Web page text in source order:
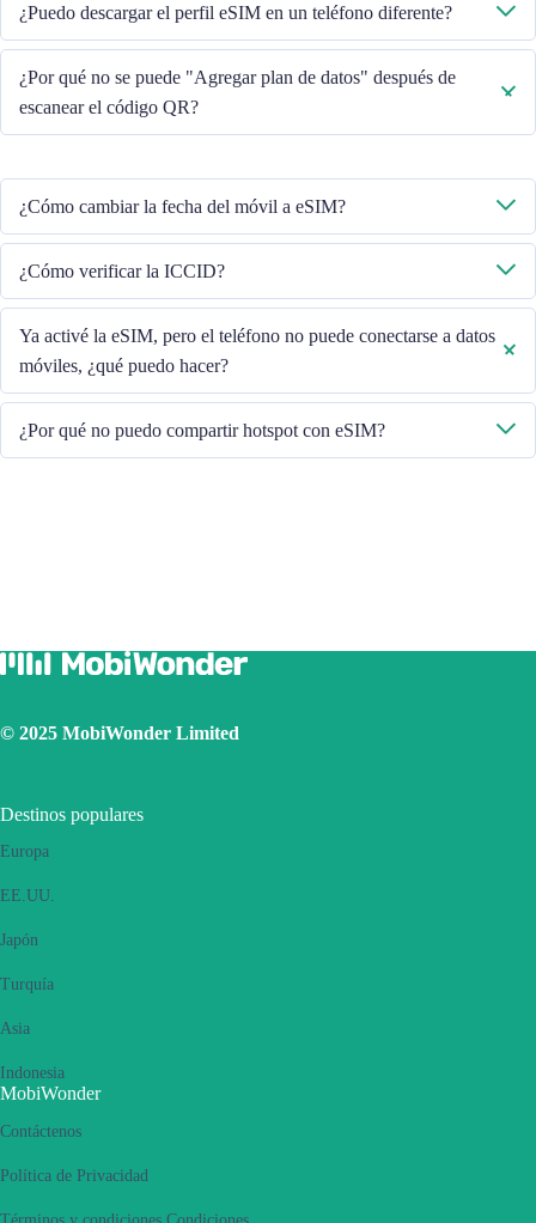
/ o envíe un correo electrónico a cs@cmlink.com para reenviar el código
QR.
¿Puedo descargar el perfil eSIM en un teléfono diferente?
¿Por qué no se puede "Agregar plan de datos" después de
escanear el código QR?
¿Cómo cambiar la fecha del móvil a eSIM?
móviles - Planes de datos - Activar esta línea". Si el problema persiste,
póngase en contacto con nuestro equipo de Atención al Cliente.
¿Cómo verificar la ICCID?
Acerca de - ESIM".
Ya activé la eSIM, pero el teléfono no puede conectarse a datos
móviles, ¿qué puedo hacer?
intentarlo.
¿Por qué no puedo compartir hotspot con eSIM?
Asegúrese de que esté instalada la última versión de iOS
conectarse a Internet mediante eSIM. Vuelva a intentarlo varias
Atención al Cliente.
© 2025 MobiWonder Limited
Destinos populares
Europa
EE.UU.
Japón
Turquía
Asia
Indonesia
MobiWonder
Contáctenos
Política de Privacidad